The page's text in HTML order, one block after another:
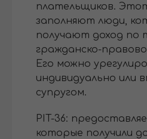
плательщиков.
заполняют люди,
получают доход по
гражданско-
Его можно
индивидуально или
супругом.
PIT-36:
которые получили